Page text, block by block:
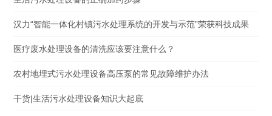
汉力“智能一体化村镇污水处理系统的开发与示范”荣获科技成果
医疗废水处理设备的清洗应该要注意什么？
农村地埋式污水处理设备高压泵的常见故障维护办法
干货|生活污水处理设备知识大起底